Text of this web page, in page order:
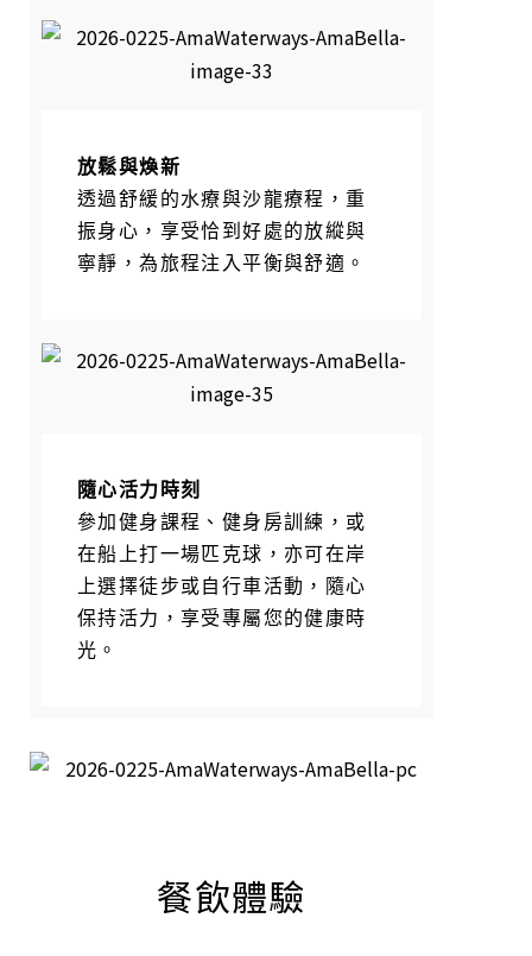
放鬆與煥新
透過舒緩的水療與沙龍療程，重
振身心，享受恰到好處的放縱與
寧靜，為旅程注入平衡與舒適。
隨心活力時刻
參加健身課程、健身房訓練，或
在船上打一場匹克球，亦可在岸
上選擇徒步或自行車活動，隨心
保持活力，享受專屬您的健康時
光。
餐飲體驗